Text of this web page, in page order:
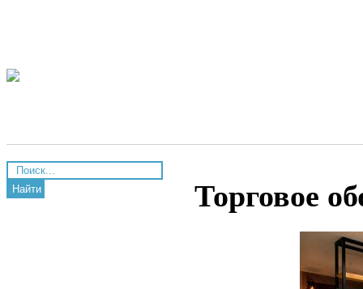
Найти Торговое